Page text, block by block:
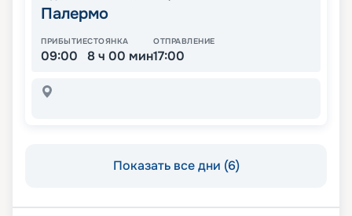
Палермо
ПРИБЫТИЕ
09:00
СТОЯНКА
8 ч 00 мин
ОТПРАВЛЕНИЕ
17:00
Показать все дни (6)